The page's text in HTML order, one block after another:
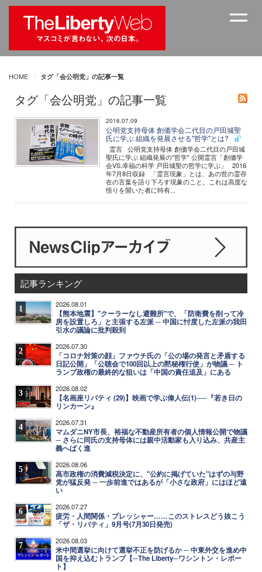
HOME タグ「会公明党」の記事一覧
タグ「会公明党」の記事一覧
2016.07.09
公明党支持母体 創価学会二代目の戸田城聖
氏に学ぶ 組織を発展させる"哲学"とは?
霊言 公明党支持母体 創価学会二代目の戸田城
聖氏に学ぶ 組織発展の"哲学" 公開霊言「創価学
会VS.幸福の科学 戸田城聖の哲学に学ぶ」 2016
年7月8日収録 「霊言現象」とは、あの世の霊存
在の言葉を語り下ろす現象のこと。これは高度な
悟りを開いた者に特有...
記事ランキング
1 2026.08.01
【熊本地震】"クーラーなし避難所"で、「防衛費を削って冷
房を設置しろ」と主張する左派 ─ 中国に忖度した左派の我田
引水の議論に批判殺到
2 2026.07.30
「コロナ対策の顔」ファウチ氏の「公の場の発言と矛盾する
日記公開」「公聴会で100回以上の黙秘権行使」が物議 ─ ト
ランプ政権の最終的な狙いは「中国の責任追及」にある
3 2026.08.02
【名画座リバティ (29)】映画で学ぶ偉人伝(1)──『若き日の
リンカーン』
4 2026.07.31
マムダニNY市長、裕福な不動産所有者の個人情報公開で物議
─ さらに同氏の支持母体には親中活動家も入り込み、共産主
義へばく進
5 2026.08.06
高市政権の消費減税決定に、"公約に掲げていた"はずの与野
党が猛反発 ─ 一歩前進ではあるが「小さな政府」にはほど遠
い
6 2026.07.27
疲労・人間関係・プレッシャー……このストレスどう抜こう
「ザ・リバティ」9月号(7月30日発売)
7 2026.08.03
米中間選挙に向けて選挙不正を防げるか ─ 中東外交を進め中
国を抑え込むトランプ【─The Liberty─ワシントン・レポー
ト】